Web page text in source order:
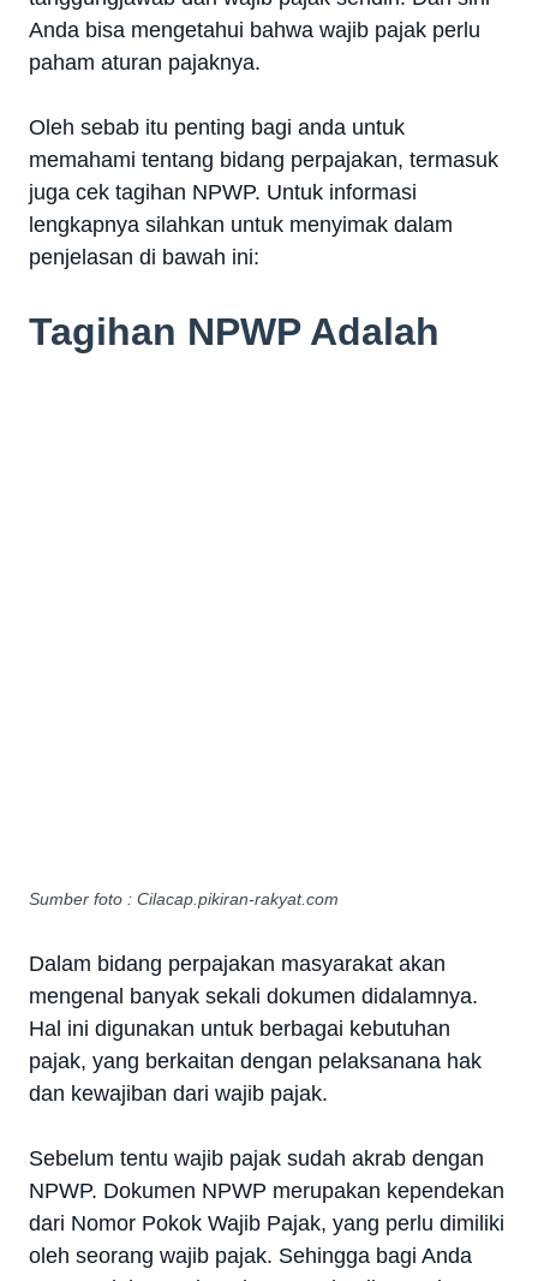
Anda bisa mengetahui bahwa wajib pajak perlu
paham aturan pajaknya.
Oleh sebab itu penting bagi anda untuk
memahami tentang bidang perpajakan, termasuk
juga cek tagihan NPWP. Untuk informasi
lengkapnya silahkan untuk menyimak dalam
penjelasan di bawah ini:
Tagihan NPWP Adalah
Sumber foto : Cilacap.pikiran-rakyat.com
Dalam bidang perpajakan masyarakat akan
mengenal banyak sekali dokumen didalamnya.
Hal ini digunakan untuk berbagai kebutuhan
pajak, yang berkaitan dengan pelaksanana hak
dan kewajiban dari wajib pajak.
Sebelum tentu wajib pajak sudah akrab dengan
NPWP. Dokumen NPWP merupakan kependekan
dari Nomor Pokok Wajib Pajak, yang perlu dimiliki
oleh seorang wajib pajak. Sehingga bagi Anda